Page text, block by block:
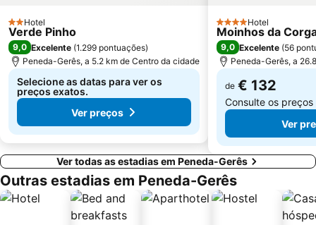
2 Estrelas
Hotel
Verde Pinho
9,0 Excelente (1.299 pontuações)
Peneda-Gerês, a 5.2 km de Centro da cidade
Selecione as datas para ver os
preços exatos.
Ver preços
4 Estrelas
Hotel
Moinhos da
9,0 Excelente (56
Peneda-Gerês, a
de € 132
Consulte os
Ver
Ver todas as estadias em Peneda-Gerês
Outras estadias em Peneda-Gerês